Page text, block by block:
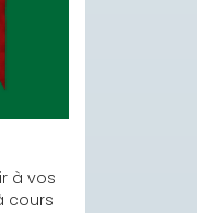
à vos
cours